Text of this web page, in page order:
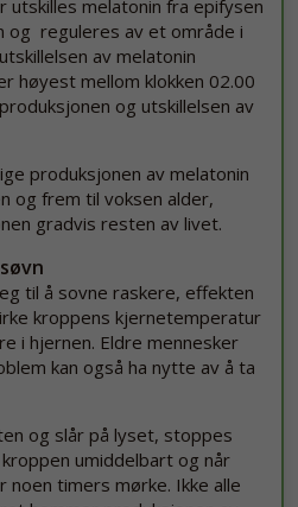
utskilles melatonin fra epifysen
og reguleres av et område i
av melatonin
høyest mellom klokken 02.00
og utskillelsen av
produksjonen av melatonin
og frem til voksen alder,
gradvis resten av livet.
til å sovne raskere, effekten
kroppens kjernetemperatur
i hjernen. Eldre mennesker
kan også ha nytte av å ta
og slår på lyset, stoppes
umiddelbart og når
timers mørke. Ikke alle